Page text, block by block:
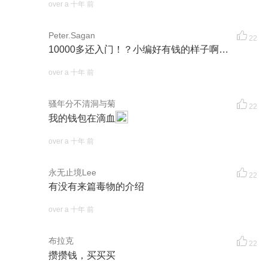
over a 十年 前
Peter.Sagan 22
10000多还入门！？小编好有钱的样子啊…
over a 十年 前
骚年分不清洞与菊 22
我的钱包在滴血
over a 十年 前
永无止境Lee 22
有没有来篇毒物的介绍
over a 十年 前
布拉克 22
攒攒钱，买买买